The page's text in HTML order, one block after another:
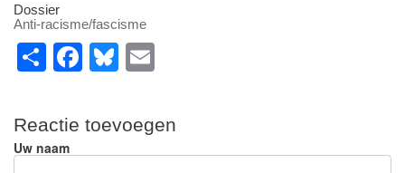
Dossier
Anti-racisme/fascisme
S
ar
e
F
c
e
Bl
e
sk
ail
Reactie toevoegen
Uw naam